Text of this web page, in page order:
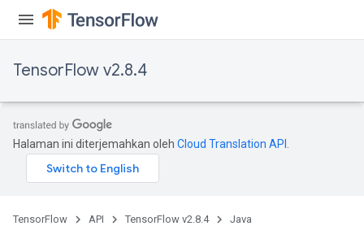
TensorFlow v2.8.4
Halaman ini diterjemahkan oleh Cloud Translation API
TensorFlow API TensorFlow v2.8.4 Java